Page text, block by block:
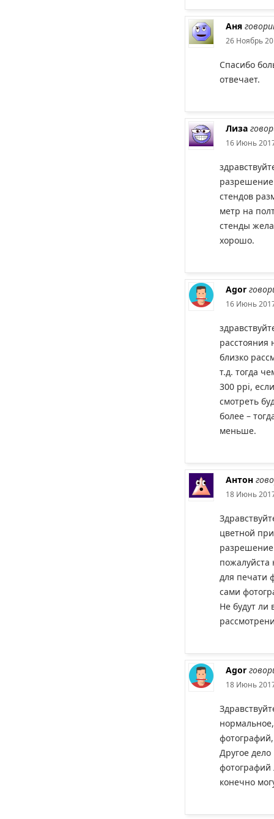
Аня
26 Ноябрь
Спасибо
отвечает.
Лиза
16 Июнь
разрешение
стендов
метр на
стенды
хорошо.
Agor
16 Июнь
расстояния
близко
т.д. тогда
300 ppi,
смотреть
более –
меньше.
Антон
18 Июнь
цветной
для печати
сами
Не будут
Agor
18 Июнь
Другое
конечно